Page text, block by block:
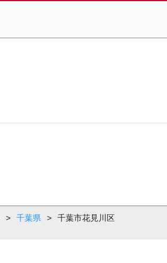
> 千葉県 > 千葉市花見川区